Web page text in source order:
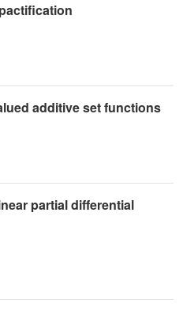
additive set functions
partial differential